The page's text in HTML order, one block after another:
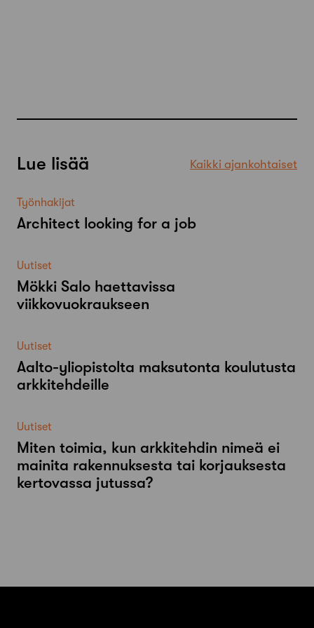
Lue lisää Kaikki ajankohtaiset
Työnhakijat
Architect looking for a job
Uutiset
Mökki Salo haettavissa
viikkovuokraukseen
Uutiset
Aalto-​yliopistolta maksutonta koulutusta
arkkitehdeille
Uutiset
Miten toimia, kun arkkitehdin nimeä ei
mainita rakennuksesta tai korjauksesta
kertovassa jutussa?